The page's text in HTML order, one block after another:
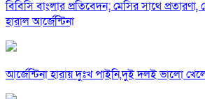
বিবিসি বাংলার প্রতিবেদন; মেসির সাথে
হারাল আর্জেন্টিনা
আর্জেন্টিনা হারায় দুঃখ পাইনি,দুই দলই ভালো